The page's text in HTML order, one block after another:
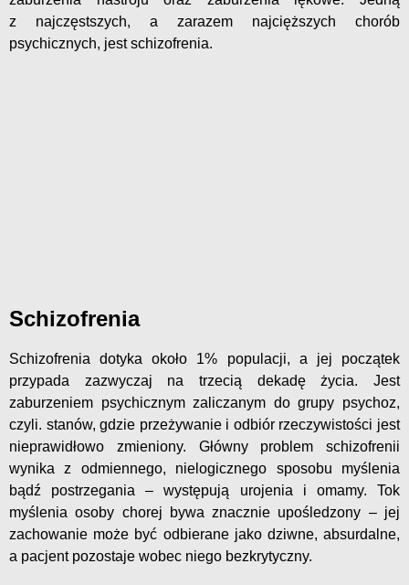
z najczęstszych, a zarazem najcięższych chorób
psychicznych, jest schizofrenia.
Schizofrenia
Schizofrenia dotyka około 1% populacji, a jej początek
przypada zazwyczaj na trzecią dekadę życia. Jest
zaburzeniem psychicznym zaliczanym do grupy psychoz,
czyli. stanów, gdzie przeżywanie i odbiór rzeczywistości jest
nieprawidłowo zmieniony. Główny problem schizofrenii
wynika z odmiennego, nielogicznego sposobu myślenia
bądź postrzegania – występują urojenia i omamy. Tok
myślenia osoby chorej bywa znacznie upośledzony – jej
zachowanie może być odbierane jako dziwne, absurdalne,
a pacjent pozostaje wobec niego bezkrytyczny.